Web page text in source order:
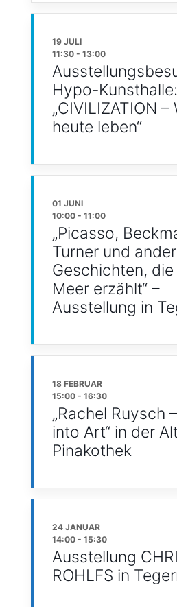
19 JULI
11:30- 13:00
Hypo-Kunsthalle:
„CIVILIZATION –
heute leben“
01 JUNI
10:00- 11:00
„Picasso,
Turner und
Geschichten,
Meer erzählt“ –
Ausstellung in
18 FEBRUAR
15:00- 16:30
„Rachel Ruysch
into Art“ in der
Pinakothek
24 JANUAR
14:00- 15:30
Ausstellung
ROHLFS in